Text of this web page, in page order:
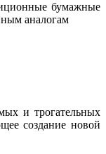
бумажные
аналогам
и трогательных
создание новой